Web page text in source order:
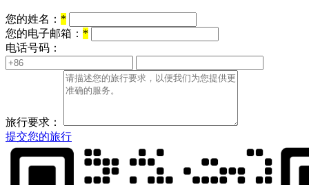
您的姓名： *
您的电子邮箱： *
电话号码：
旅行要求：
提交您的旅行